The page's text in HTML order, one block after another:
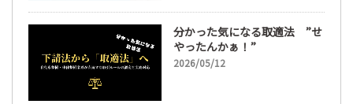
分かった気になる取適法 ”せ
やったんかぁ！”
2026/05/12